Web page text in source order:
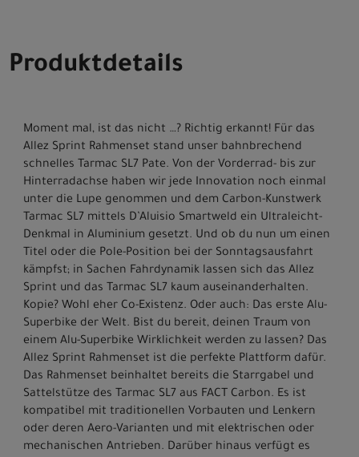
Produktdetails
Moment mal, ist das nicht …? Richtig erkannt! Für das
Allez Sprint Rahmenset stand unser bahnbrechend
schnelles Tarmac SL7 Pate. Von der Vorderrad- bis zur
Hinterradachse haben wir jede Innovation noch einmal
unter die Lupe genommen und dem Carbon-Kunstwerk
Tarmac SL7 mittels D’Aluisio Smartweld ein Ultraleicht-
Denkmal in Aluminium gesetzt. Und ob du nun um einen
Titel oder die Pole-Position bei der Sonntagsausfahrt
kämpfst; in Sachen Fahrdynamik lassen sich das Allez
Sprint und das Tarmac SL7 kaum auseinanderhalten.
Kopie? Wohl eher Co-Existenz. Oder auch: Das erste Alu-
Superbike der Welt. Bist du bereit, deinen Traum von
einem Alu-Superbike Wirklichkeit werden zu lassen? Das
Allez Sprint Rahmenset ist die perfekte Plattform dafür.
Das Rahmenset beinhaltet bereits die Starrgabel und
Sattelstütze des Tarmac SL7 aus FACT Carbon. Es ist
kompatibel mit traditionellen Vorbauten und Lenkern
oder deren Aero-Varianten und mit elektrischen oder
mechanischen Antrieben. Darüber hinaus verfügt es